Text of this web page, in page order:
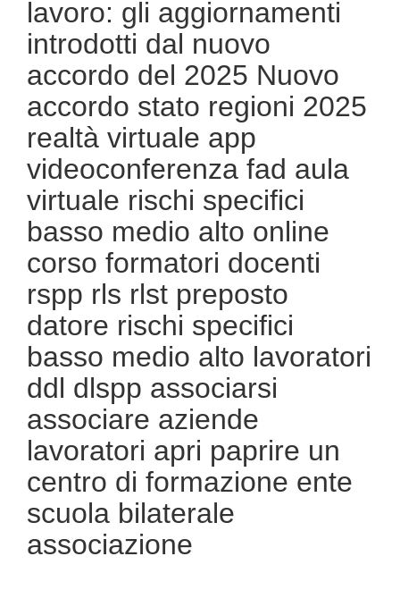
lavoro: gli aggiornamenti
introdotti dal nuovo
accordo del 2025 Nuovo
accordo stato regioni 2025
realtà virtuale app
videoconferenza fad aula
virtuale rischi specifici
basso medio alto online
corso formatori docenti
rspp rls rlst preposto
datore rischi specifici
basso medio alto lavoratori
ddl dlspp associarsi
associare aziende
lavoratori apri paprire un
centro di formazione ente
scuola bilaterale
associazione